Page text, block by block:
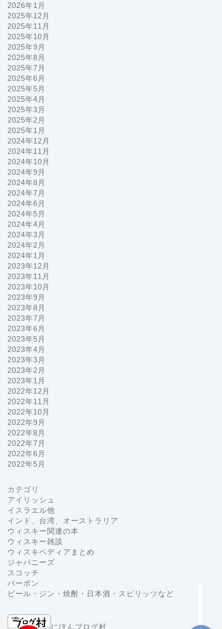
2026年1月
2025年12月
2025年11月
2025年10月
2025年9月
2025年8月
2025年7月
2025年6月
2025年5月
2025年4月
2025年3月
2025年2月
2025年1月
2024年12月
2024年11月
2024年10月
2024年9月
2024年8月
2024年7月
2024年6月
2024年5月
2024年4月
2024年3月
2024年2月
2024年1月
2023年12月
2023年11月
2023年10月
2023年9月
2023年8月
2023年7月
2023年6月
2023年5月
2023年4月
2023年3月
2023年2月
2023年1月
2022年12月
2022年11月
2022年10月
2022年9月
2022年8月
2022年7月
2022年6月
2022年5月
カテゴリ
アイリッシュ
イスラエル他
インド、台湾、オーストラリア
ウィスキー関連の本
ウィスキー雑談
ウィスキペディアまとめ
ジャパニーズ
スコッチ
バーボン
ビール・ジン・焼酎・日本酒・スピリッツなど
にほんブログ村